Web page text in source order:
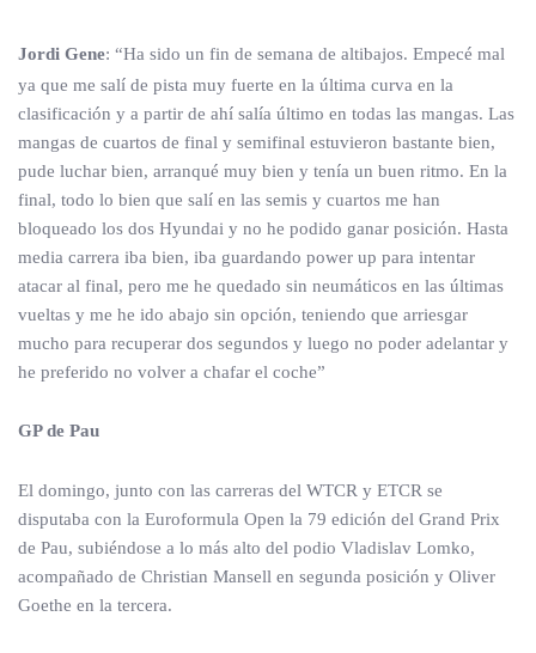
Jordi Gene: “Ha sido un fin de semana de altibajos. Empecé mal
ya que me salí de pista muy fuerte en la última curva en la
clasificación y a partir de ahí salía último en todas las mangas. Las
mangas de cuartos de final y semifinal estuvieron bastante bien,
pude luchar bien, arranqué muy bien y tenía un buen ritmo. En la
final, todo lo bien que salí en las semis y cuartos me han
bloqueado los dos Hyundai y no he podido ganar posición. Hasta
media carrera iba bien, iba guardando power up para intentar
atacar al final, pero me he quedado sin neumáticos en las últimas
vueltas y me he ido abajo sin opción, teniendo que arriesgar
mucho para recuperar dos segundos y luego no poder adelantar y
he preferido no volver a chafar el coche”
GP de Pau
El domingo, junto con las carreras del WTCR y ETCR se
disputaba con la Euroformula Open la 79 edición del Grand Prix
de Pau, subiéndose a lo más alto del podio Vladislav Lomko,
acompañado de Christian Mansell en segunda posición y Oliver
Goethe en la tercera.